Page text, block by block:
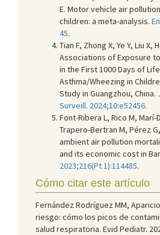
E. Motor vehicle air
children: a meta-analysis.
45.
Tian F, Zhong X, Ye Y, Liu X,
Associations of Exposure
in the First 1000 Days of
Asthma/Wheezing in
Study in Guangzhou, China.
Surveill. 2024;10:e52456.
Font-Ribera L, Rico M,
Trapero-Bertran M, Pérez G,
ambient air pollution
and its economic cost in
2023;216(Pt 1):114485.
Cómo citar este artículo
Fernández Rodríguez MM,
riesgo: cómo los picos de
salud respiratoria. Evid Pediatr.